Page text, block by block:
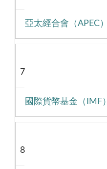
亞太經合會（APEC）
7
國際貨幣基金（IMF）
8